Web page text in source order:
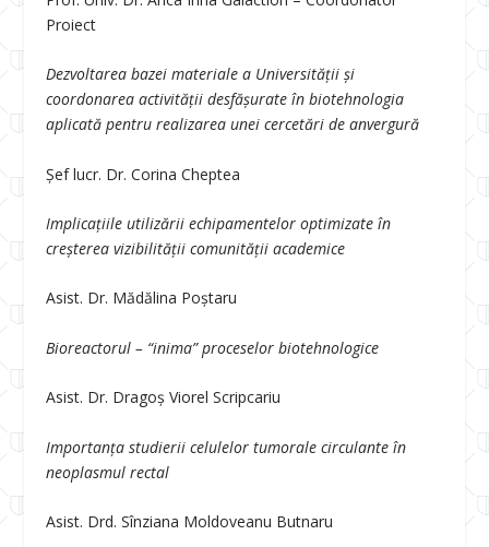
Proiect
Dezvoltarea bazei materiale a Universității și
coordonarea activității desfășurate în biotehnologia
aplicată pentru realizarea unei cercetări de anvergură
Șef lucr. Dr. Corina Cheptea
Implicațiile utilizării echipamentelor optimizate în
creșterea vizibilității comunității academice
Asist. Dr. Mădălina Poștaru
Bioreactorul – “inima” proceselor biotehnologice
Asist. Dr. Dragoș Viorel Scripcariu
Importanța studierii celulelor tumorale circulante în
neoplasmul rectal
Asist. Drd. Sînziana Moldoveanu Butnaru